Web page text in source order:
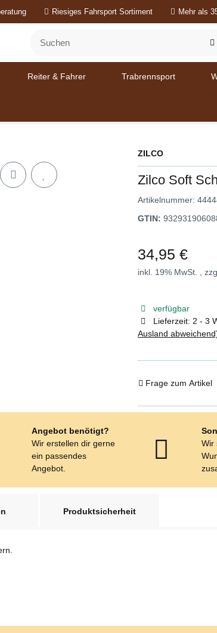
Riesiges Fahrsport Sortiment Mehr als
Reiter & Fahrer Trabrennsport
ZILCO
Zilco Soft
Artikelnummer:
GTIN:
34,95 €
inkl. 19% MwSt. ,
verfügbar
Lieferzeit: 2 - 3
Ausland
Frage zum Artikel
Angebot benötigt?
Wir erstellen dir gerne
ein passendes
Angebot.
Wir
Produktsicherheit